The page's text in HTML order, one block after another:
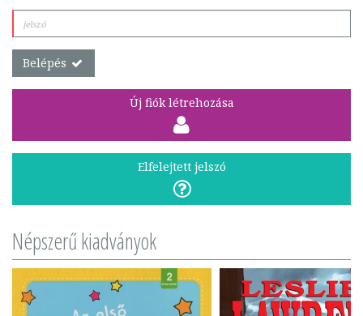
Belépés
Új fiók létrehozása
Elfelejtett jelszó
Népszerű kiadványok